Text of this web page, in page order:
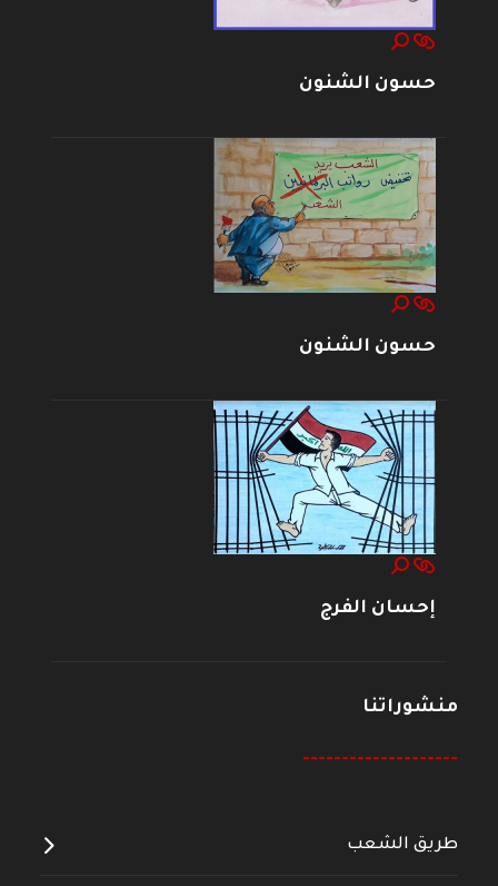
حسون الشنون
حسون الشنون
إحسان الفرج
منشوراتنا
--------------------
طريق الشعب